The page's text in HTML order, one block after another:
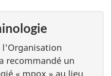
l'Organisation
recommandé un
« mpox » au lieu